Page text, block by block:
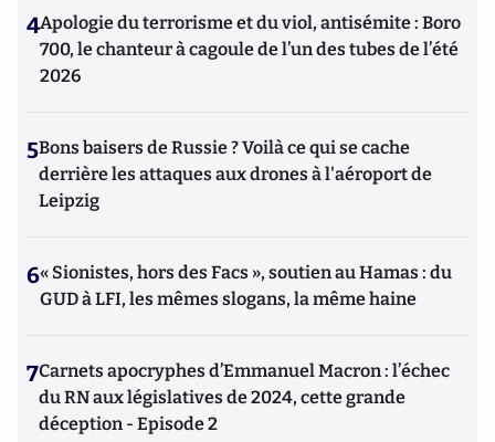
4Apologie du terrorisme et du viol, antisémite : Boro
700, le chanteur à cagoule de l’un des tubes de l’été
2026
5Bons baisers de Russie ? Voilà ce qui se cache
derrière les attaques aux drones à l'aéroport de
Leipzig
6« Sionistes, hors des Facs », soutien au Hamas : du
GUD à LFI, les mêmes slogans, la même haine
7Carnets apocryphes d’Emmanuel Macron : l’échec
du RN aux législatives de 2024, cette grande
déception - Episode 2